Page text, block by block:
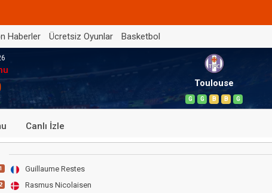
Haberler Ücretsiz Oyunlar Basketbol
Toulouse
G G B B G
Canlı İzle
1 Guillaume Restes
2 Rasmus Nicolaisen